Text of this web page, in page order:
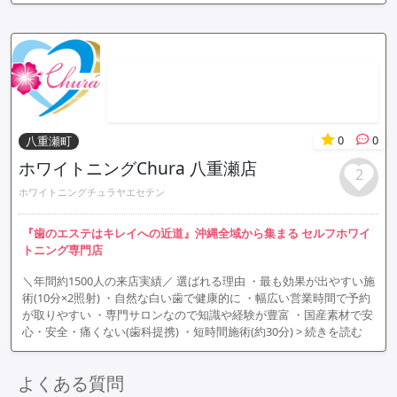
八重瀬町 0 0
ホワイトニングChura 八重瀬店
ホワイトニングチュラヤエセテン
2
『歯のエステはキレイへの近道』沖縄全域から集まる セルフホワイ
トニング専門店
＼年間約1500人の来店実績／ 選ばれる理由 ・最も効果が出やすい施
術(10分×2照射) ・自然な白い歯で健康的に ・幅広い営業時間で予約
が取りやすい ・専門サロンなので知識や経験が豊富 ・国産素材で安
心・安全・痛くない(歯科提携) ・短時間施術(約30分)> 続きを読む
よくある質問